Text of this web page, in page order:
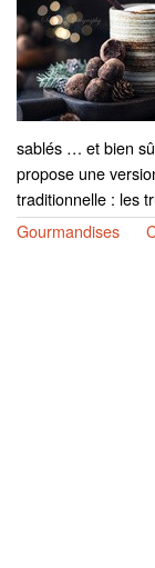
sablés … et bien
propose une
traditionnelle : les
Gourmandises